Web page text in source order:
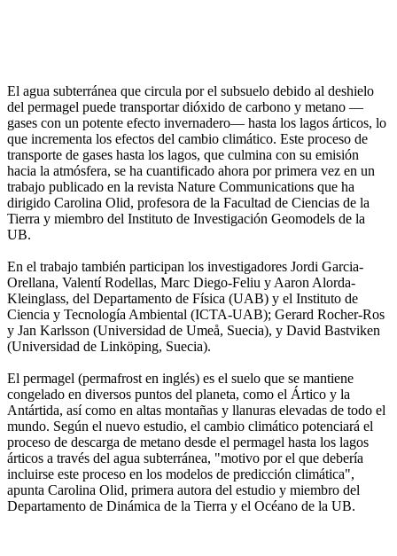
El agua subterránea que circula por el subsuelo debido al deshielo
del permagel puede transportar dióxido de carbono y metano —
gases con un potente efecto invernadero— hasta los lagos árticos, lo
que incrementa los efectos del cambio climático. Este proceso de
transporte de gases hasta los lagos, que culmina con su emisión
hacia la atmósfera, se ha cuantificado ahora por primera vez en un
trabajo publicado en la revista Nature Communications que ha
dirigido Carolina Olid, profesora de la Facultad de Ciencias de la
Tierra y miembro del Instituto de Investigación Geomodels de la
UB.
En el trabajo también participan los investigadores Jordi Garcia-
Orellana, Valentí Rodellas, Marc Diego-Feliu y Aaron Alorda-
Kleinglass, del Departamento de Física (UAB) y el Instituto de
Ciencia y Tecnología Ambiental (ICTA-UAB); Gerard Rocher-Ros
y Jan Karlsson (Universidad de Umeå, Suecia), y David Bastviken
(Universidad de Linköping, Suecia).
El permagel (permafrost en inglés) es el suelo que se mantiene
congelado en diversos puntos del planeta, como el Ártico y la
Antártida, así como en altas montañas y llanuras elevadas de todo el
mundo. Según el nuevo estudio, el cambio climático potenciará el
proceso de descarga de metano desde el permagel hasta los lagos
árticos a través del agua subterránea, "motivo por el que debería
incluirse este proceso en los modelos de predicción climática",
apunta Carolina Olid, primera autora del estudio y miembro del
Departamento de Dinámica de la Tierra y el Océano de la UB.